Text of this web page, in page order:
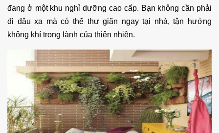
đang ở một khu nghỉ dưỡng cao cấp. Bạn không cần phải
đi đâu xa mà có thể thư giãn ngay tại nhà, tận hưởng
không khí trong lành của thiên nhiên.